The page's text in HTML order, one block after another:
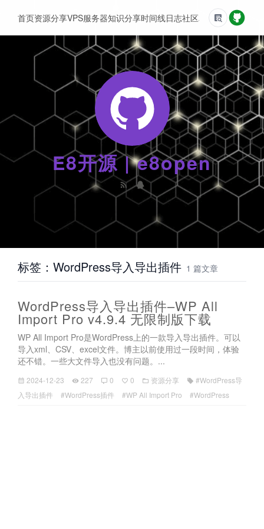
E8开源 | e8open
首页资源分享VPS服务器知识分享时间线日志社区友情链接
标签：WordPress导入导出插件 1 篇文章
WordPress导入导出插件–WP All
Import Pro v4.9.4 无限制版下载
WP All Import Pro是WordPress上的一款导入导出插件。可以
导入xml、CSV、excel文件。博主以前使用过一段时间，体验
还不错。一些大文件导入也没有问题。...
2024-12-23 227 0 0 资源分享
#WordPress导
入导出插件
#WordPress插件 #WP All Import Pro #WordPress